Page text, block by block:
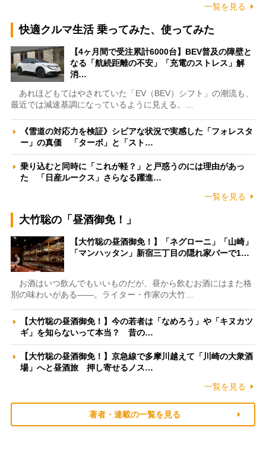
一覧を見る
快適クルマ生活 乗ってみた、使ってみた
【4ヶ月間で受注累計6000台】BEV普及の障壁と
なる「航続距離の不安」「充電のストレス」解
消…
あれほどもてはやされていた「EV（BEV）シフト」の潮流も、
最近では減速基調になっているように見える。…
《雪道の対応力を検証》シビアな状況で実感した「フォレスタ
ー」の真価 「ターボ」と「スト…
乗り込むと同時に「これが軽？」と戸惑うのには理由があっ
た 「日産ルークス」さらなる躍進…
一覧を見る
大竹聡の「昼酒御免！」
【大竹聡の昼酒御免！】「ネグローニ」「山崎」
「マンハッタン」新宿三丁目の隠れ家バーで1…
お酒はいつ飲んでもいいものだが、昼から飲むお酒にはまた格
別の味わいがある――。ライター・作家の大竹…
【大竹聡の昼酒御免！】今の若者は「なめろう」や「キヌカツ
ギ」を知らないって本当？ 昔の…
【大竹聡の昼酒御免！】京急線で多摩川越えて「川崎の大衆酒
場」へと昼酒旅 押し寄せるノス…
一覧を見る
著者・連載の一覧を見る